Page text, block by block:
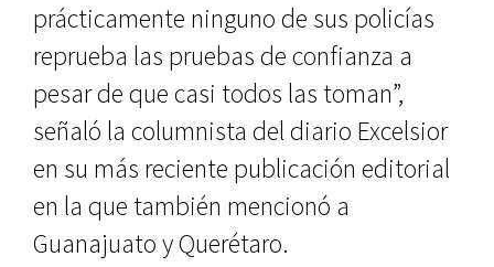
prácticamente ninguno de sus policías
reprueba las pruebas de confianza a
pesar de que casi todos las toman”,
señaló la columnista del diario Excelsior
en su más reciente publicación editorial
en la que también mencionó a
Guanajuato y Querétaro.